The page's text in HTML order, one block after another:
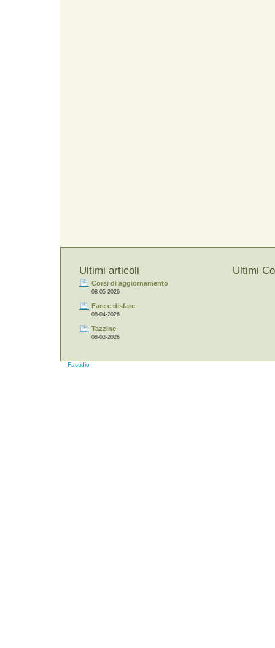
Ultimi articoli
Corsi di aggiornamento
08-05-2026
Fare e disfare
08-04-2026
Tazzine
08-03-2026
Ultimi
Fastidio